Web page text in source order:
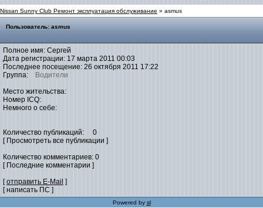
Nissan Sunny Club Ремонт эксплуатация обслуживание » asmus
Пользователь: asmus
Полное имя: Сергей
Дата регистрации: 17 марта 2011 00:03
Последнее посещение: 26 октября 2011 17:22
Группа:
Водители
Место жительства:
Номер ICQ:
Немного о себе:
Количество публикаций: 0
[ Просмотреть все публикации ]
Количество комментариев: 0
[ Последние комментарии ]
[отправить E-Mail ]
[ написать ПС ]
Powered by sl